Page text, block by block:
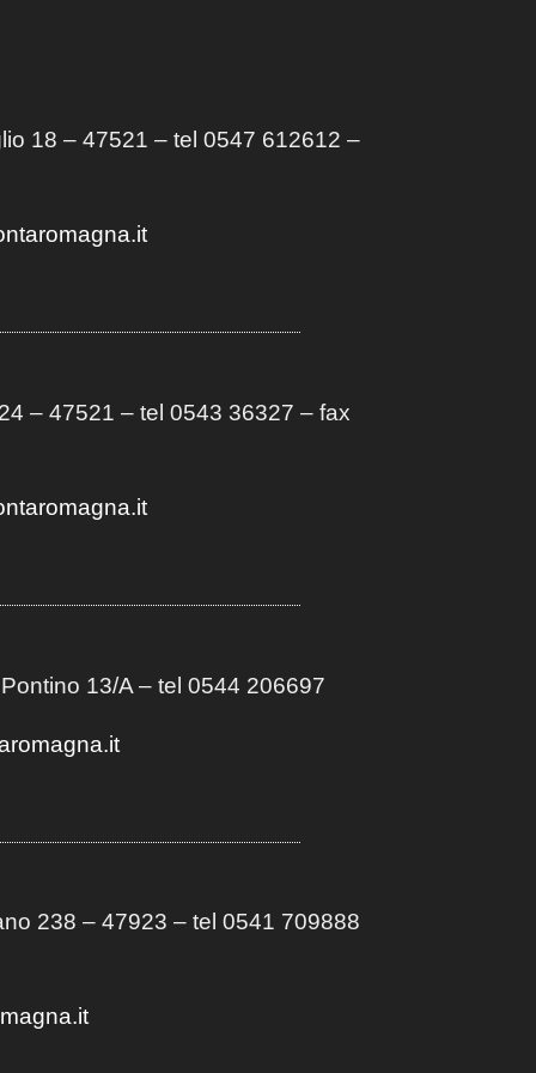
18 – 47521 – tel 0547 612612 –
– 47521 – tel 0543 36327 – fax
13/A– tel 0544 206697
238 – 47923 – tel 0541 709888